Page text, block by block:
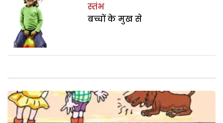
स्तंभ
बच्चों के मुख से